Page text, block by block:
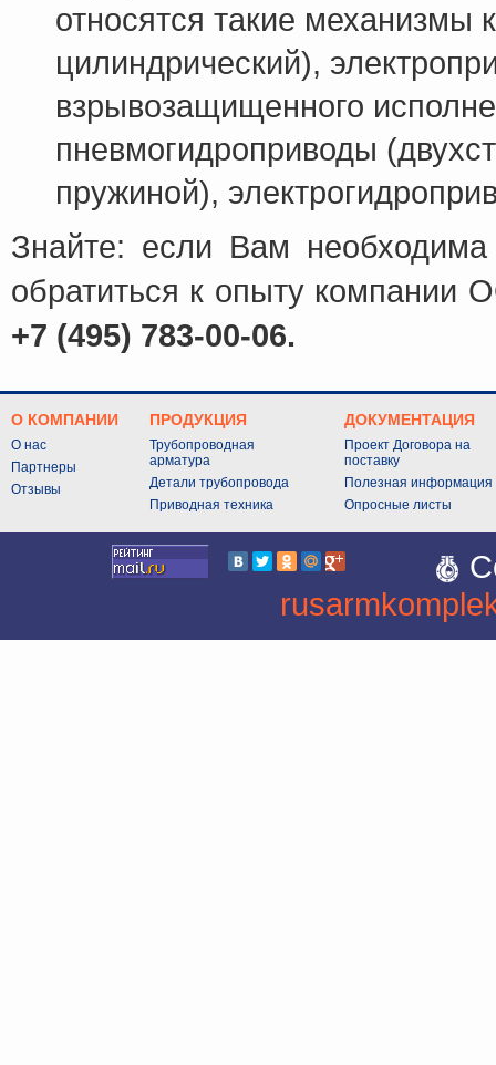
относятся такие механизмы
цилиндрический),
взрывозащищенного
пневмогидроприводы
пружиной),
Знайте: если Вам
обратиться к опыту
+7 (495) 783-00-06.
О КОМПАНИИ
О нас
Партнеры
Отзывы
ПРОДУКЦИЯ
Трубопроводная
арматура
Детали трубопровода
Приводная техника
ДОКУМЕНТАЦИЯ
Проект Договора на
поставку
Полезная информация
Опросные листы